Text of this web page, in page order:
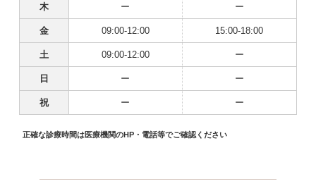
木 ー ー
金 09:00-12:00 15:00-18:00
土 09:00-12:00 ー
日 ー ー
祝 ー ー
正確な診療時間は医療機関のHP・電話等でご確認ください